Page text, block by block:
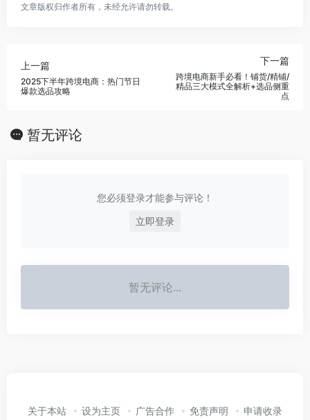
文章版权归作者所有，未经允许请勿转载。
上一篇
2025下半年跨境电商：热门节日
爆款选品攻略
下一篇
跨境电商新手必看！铺货/精铺/
精品三大模式全解析+选品侧重
点
暂无评论
您必须登录才能参与评论！
立即登录
暂无评论...
关于本站 设为主页 广告合作 免责声明 申请收录